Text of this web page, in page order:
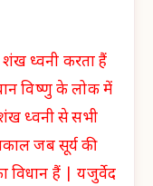
ध्वनी करता हैं
विष्णु के लोक में
ध्वनी से सभी
जब सूर्य की
विधान हैं | यजुर्वेद